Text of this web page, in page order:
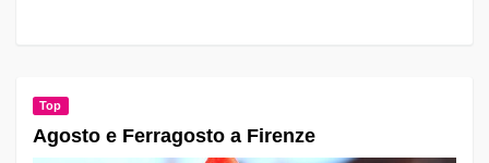
Top
Agosto e Ferragosto a Firenze